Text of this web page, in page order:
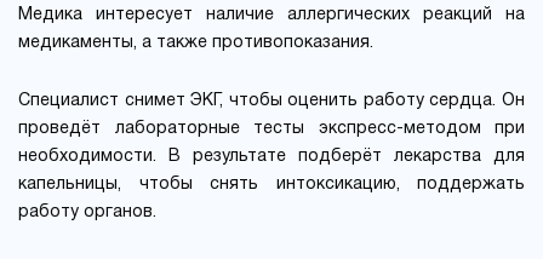
Медика интересует наличие аллергических реакций на
медикаменты, а также противопоказания.
Специалист снимет ЭКГ, чтобы оценить работу сердца. Он
проведёт лабораторные тесты экспресс-методом при
необходимости. В результате подберёт лекарства для
капельницы, чтобы снять интоксикацию, поддержать
работу органов.